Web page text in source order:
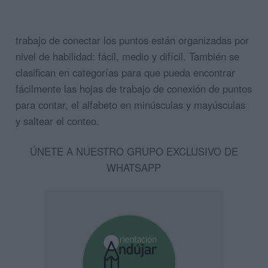
trabajo de conectar los puntos están organizadas por
nivel de habilidad: fácil, medio y difícil. También se
clasifican en categorías para que pueda encontrar
fácilmente las hojas de trabajo de conexión de puntos
para contar, el alfabeto en minúsculas y mayúsculas
y saltear el conteo.
ÚNETE A NUESTRO GRUPO EXCLUSIVO DE
WHATSAPP